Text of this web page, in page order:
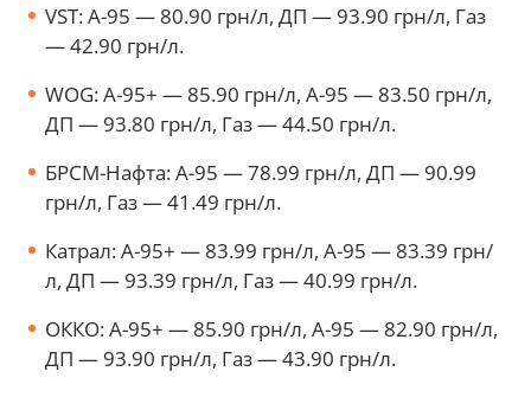
VST: А-95 — 80.90 грн/л, ДП — 93.90 грн/л, Газ
— 42.90 грн/л.
WOG: А-95+ — 85.90 грн/л, А-95 — 83.50 грн/л,
ДП — 93.80 грн/л, Газ — 44.50 грн/л.
БРСМ-Нафта: А-95 — 78.99 грн/л, ДП — 90.99
грн/л, Газ — 41.49 грн/л.
Катрал: А-95+ — 83.99 грн/л, А-95 — 83.39 грн/
л, ДП — 93.39 грн/л, Газ — 40.99 грн/л.
ОККО: А-95+ — 85.90 грн/л, А-95 — 82.90 грн/л,
ДП — 93.90 грн/л, Газ — 43.90 грн/л.